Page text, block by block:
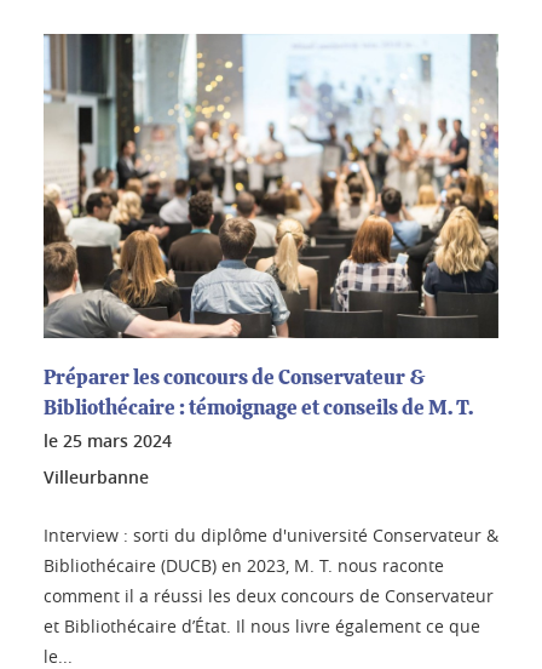
Préparer les concours de Conservateur &
Bibliothécaire : témoignage et conseils de M. T.
le 25 mars 2024
Villeurbanne
Interview : sorti du diplôme d'université Conservateur &
Bibliothécaire (DUCB) en 2023, M. T. nous raconte
comment il a réussi les deux concours de Conservateur
et Bibliothécaire d’État. Il nous livre également ce que
le...